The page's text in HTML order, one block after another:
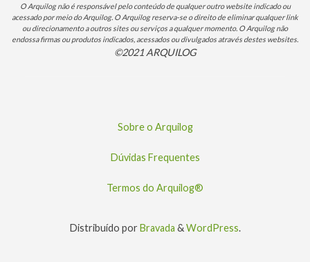
O Arquilog não é responsável pelo conteúdo de qualquer outro website indicado ou
acessado por meio do Arquilog. O Arquilog reserva-se o direito de eliminar qualquer link
ou direcionamento a outros sites ou serviços a qualquer momento. O Arquilog não
endossa firmas ou produtos indicados, acessados ou divulgados através destes websites.
©2021 ARQUILOG
Sobre o Arquilog
Dúvidas Frequentes
Termos do Arquilog®
Distribuído por Bravada &WordPress.